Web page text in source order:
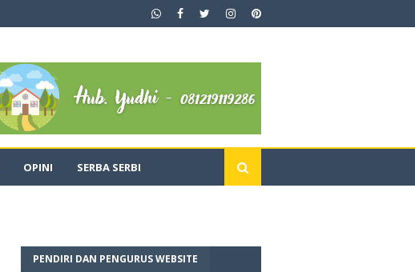
OPINI SERBA SERBI
PENDIRI DAN PENGURUS WEBSITE